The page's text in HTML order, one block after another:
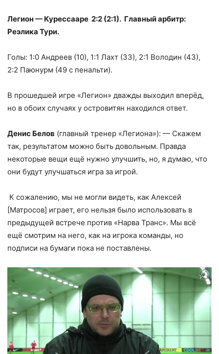
Легион — Курессааре 2:2 (2:1). Главный арбитр:
Реэлика Тури.
Голы: 1:0 Андреев (10), 1:1 Лахт (33), 2:1 Володин (43),
2:2 Паюнурм (49 с пенальти).
В прошедшей игре «Легион» дважды выходил вперёд,
но в обоих случаях у островитян находился ответ.
Денис Белов (главный тренер «Легиона»): — Скажем
так, результатом можно быть довольным. Правда
некоторые вещи ещё нужно улучшить, но, я думаю, что
они будут улучшаться игра за игрой.
К сожалению, мы не могли видеть, как Алексей
[Матросов] играет, его нельзя было использовать в
предыдущей встрече против «Нарва Транс». Мы всё
ещё смотрим на него, как на игрока команды, но
подписи на бумаги пока не поставлены.